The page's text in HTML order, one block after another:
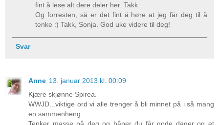
fint å lese alt dere deler her. Takk.
Og forresten, så er det fint å høre at jeg får deg til å
tenke :) Takk, Sonja. God uke videre til deg!
Svar
Anne 13. januar 2013 kl. 00:09
Kjære skjønne Spirea.
WWJD...viktige ord vi alle trenger å bli minnet på i så mang
en sammenheng.